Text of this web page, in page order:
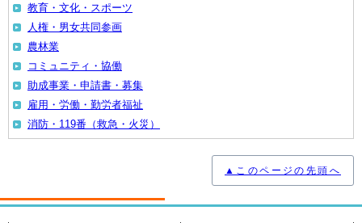
教育・文化・スポーツ
人権・男女共同参画
農林業
コミュニティ・協働
助成事業・申請書・募集
雇用・労働・勤労者福祉
消防・119番（救急・火災）
▲このページの先頭へ